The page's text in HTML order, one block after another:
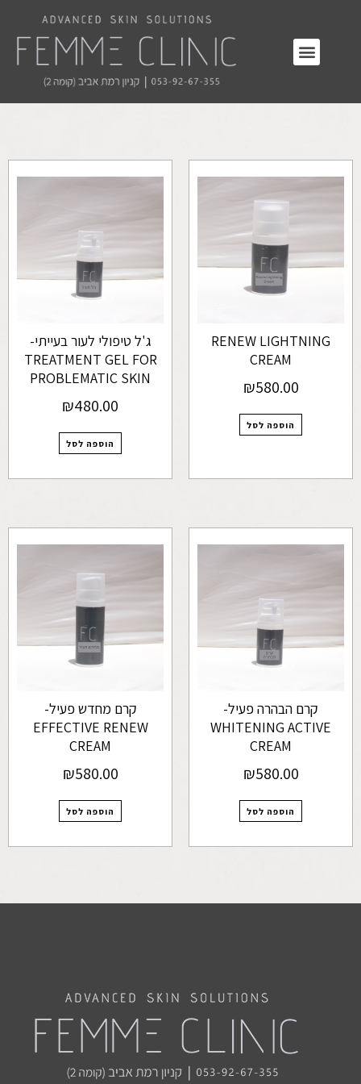
RENEW LIGHTNING
CREAM
₪580.00
הוספה לסל
ג'ל טיפולי לעור בעייתי-
TREATMENT GEL FOR
PROBLEMATIC SKIN
₪480.00
הוספה לסל
קרם הבהרה פעיל-
WHITENING ACTIVE
CREAM
₪580.00
הוספה לסל
קרם מחדש פעיל-
EFFECTIVE RENEW
CREAM
₪580.00
הוספה לסל